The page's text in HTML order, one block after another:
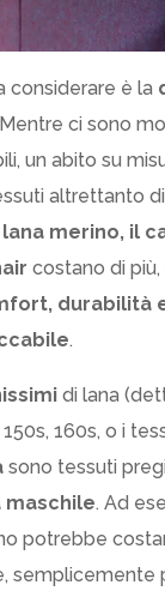
considerare è la
ci sono
un abito su
altrettanto
lana merino, il
costano di più,
durabilità
.
di lana
160s, o i
sono tessuti
maschile. Ad
potrebbe
semplicemente